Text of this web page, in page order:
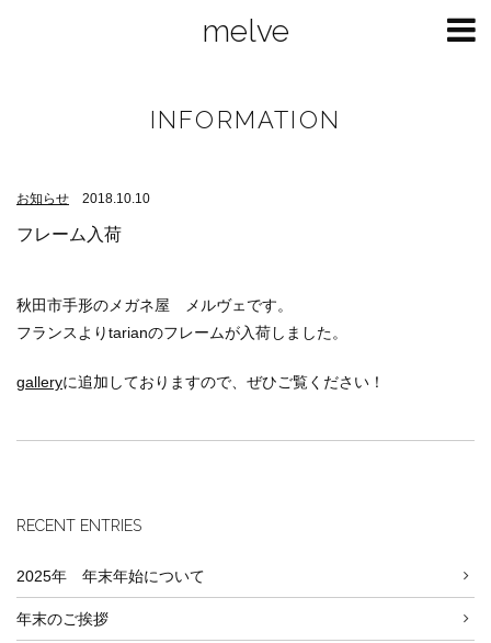
melve
INFORMATION
お知らせ 2018.10.10
フレーム入荷
秋田市手形のメガネ屋 メルヴェです。
フランスよりtarianのフレームが入荷しました。
galleryに追加しておりますので、ぜひご覧ください！
RECENT ENTRIES
2025年 年末年始について
年末のご挨拶